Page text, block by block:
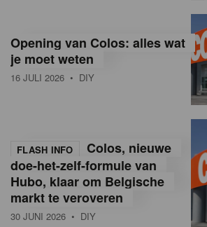
Opening van Colos: alles wat
je moet weten
16 JULI 2026 • DIY
FLASH INFO
Colos, nieuwe
doe-het-zelf-formule van
Hubo, klaar om Belgische
markt te veroveren
30 JUNI 2026 • DIY